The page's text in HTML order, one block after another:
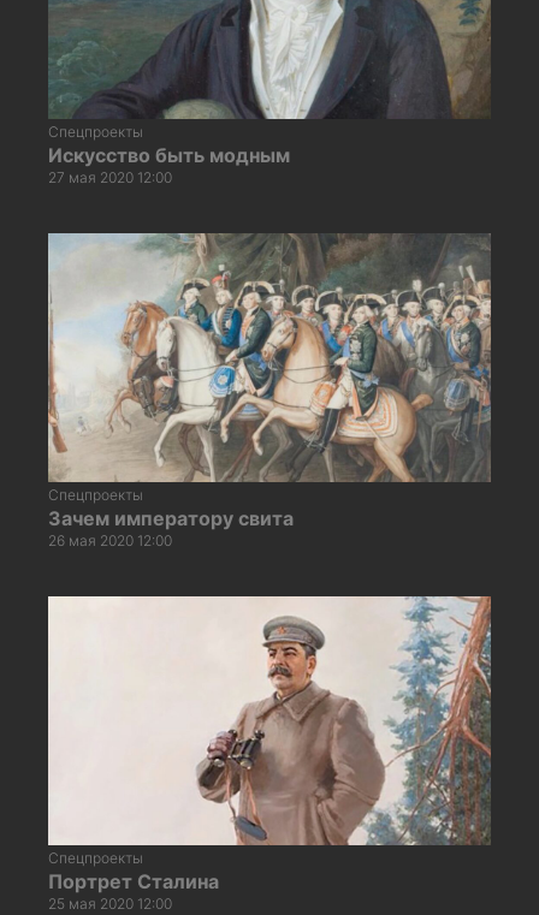
Спецпроекты
Искусство быть модным
27 мая 2020 12:00
Спецпроекты
Зачем императору свита
26 мая 2020 12:00
Спецпроекты
Портрет Сталина
25 мая 2020 12:00